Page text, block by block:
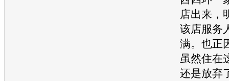
店出来，
该店服务
满。也正
虽然住在
还是放弃